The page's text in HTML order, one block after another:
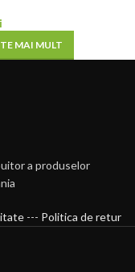
MAI MULT
a produselor
--- Politica de retur